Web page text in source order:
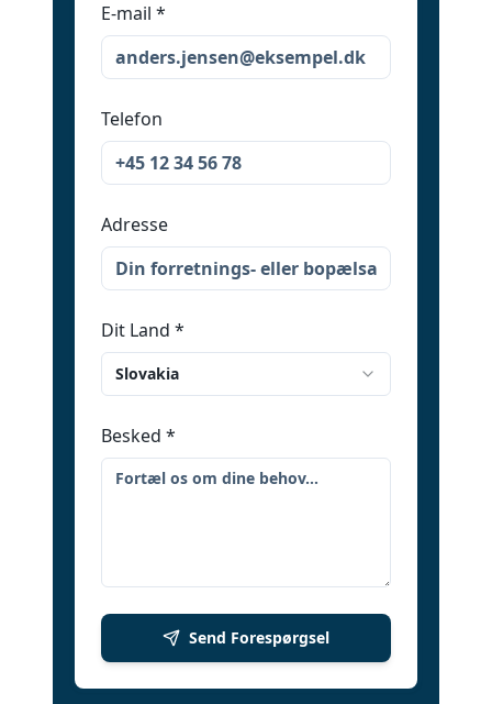
E-mail *
Telefon
Adresse
Dit Land *
Slovakia
Besked *
Send Forespørgsel